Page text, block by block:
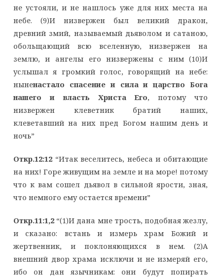
не устояли, и не нашлось уже для них места на
небе. (9)И низвержен был великий дракон,
древний змий, называемый дьяволом и сатаною,
обольщающий всю вселенную, низвержен на
землю, и ангелы его низвержены с ним (10)И
услышал я громкий голос, говорящий на небе:
ныненастало спасение и сила и царство Бога
нашего и власть Христа Его, потому что
низвержен клеветник братий наших,
клеветавший на них пред Богом нашим день и
ночь”
Откр.12:12“Итак веселитесь, небеса и обитающие
на них! Горе живущим на земле и на море! потому
что к вам сошел дьявол в сильной ярости, зная,
что немного ему остается времени”
Откр.11:1,2“(1)И дана мне трость, подобная жезлу,
и сказано: встань и измерь храм Божий и
жертвенник, и поклоняющихся в нем. (2)А
внешний двор храма исключи и не измеряй его,
ибо он дан язычникам: они будут попирать